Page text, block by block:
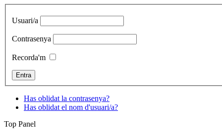
Usuari/a
Contrasenya
Recorda'm
Has oblidat la contrasenya?
Has oblidat el nom d'usuari/a?
Top Panel